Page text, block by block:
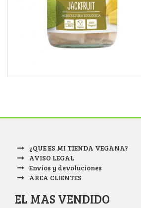
¿QUE ES MI TIENDA VEGANA?
AVISO LEGAL
Envíos y devoluciones
AREA CLIENTES
EL MAS VENDIDO